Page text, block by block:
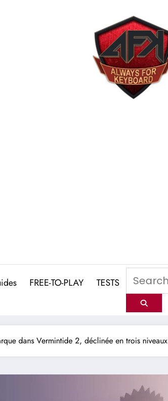
FREE-TO-PLAY TESTS
dans Vermintide 2, déclinée en trois niveaux